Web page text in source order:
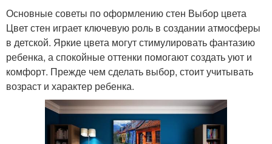
Основные советы по оформлению стен Выбор цвета
Цвет стен играет ключевую роль в создании атмосферы
в детской. Яркие цвета могут стимулировать фантазию
ребенка, а спокойные оттенки помогают создать уют и
комфорт. Прежде чем сделать выбор, стоит учитывать
возраст и характер ребенка.